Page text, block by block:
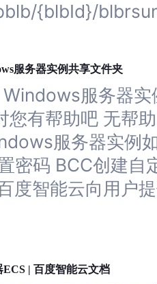
{blbId}/
服务器实例共享文件夹
Windows服务器实
您有帮助吧 无帮
服务器实例
密码 BCC创建
度智能云向用户
ECS | 百度智能云文档